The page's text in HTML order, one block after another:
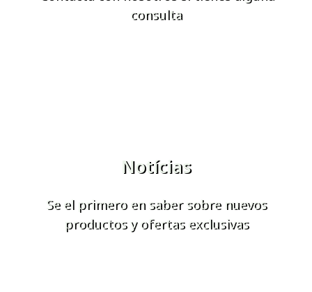
consulta
Notícias
Se el primero en saber sobre nuevos
productos y ofertas exclusivas